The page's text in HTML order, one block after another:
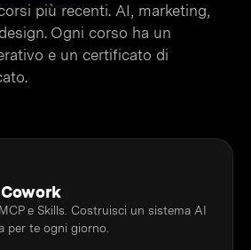
più recenti. AI, marketing,
Ogni corso ha un
e un certificato di
Cowork
e Skills. Costruisci un sistema AI
per te ogni giorno.